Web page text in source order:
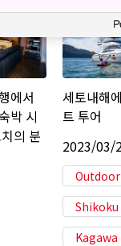
에서
박 시
의 분
세토내해
트 투어
2023/03/
Outdoor
Shikoku
Kagawa